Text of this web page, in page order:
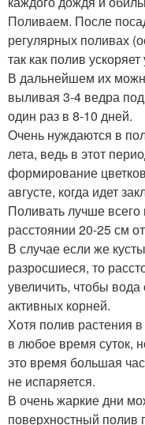
Поливаем. После
регулярных поливах
так как полив
В дальнейшем их
выливая 3-4 ведра
один раз в 8-10 дней.
Очень нуждаются в
лета, ведь в этот
формирование
августе, когда идет
Поливать лучше
расстоянии 20-25 см
В случае если же
разросшиеся, то
увеличить, чтобы
активных корней.
Хотя полив растения
в любое время суток,
это время большая
не испаряется.
В очень жаркие дни
поверхностный полив